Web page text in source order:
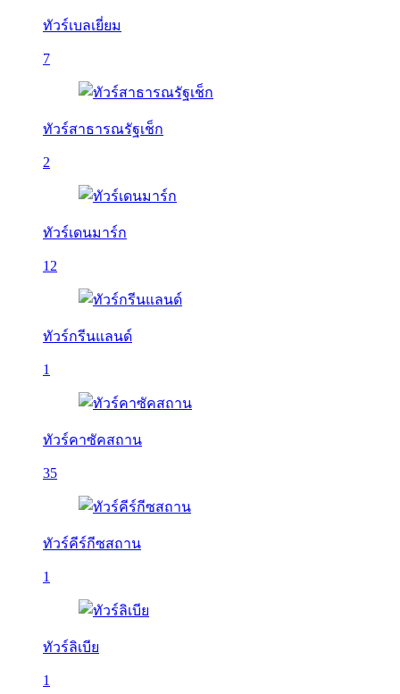
ทัวร์เบลเยี่ยม
7
ทัวร์สาธารณรัฐเช็ก
2
ทัวร์เดนมาร์ก
12
ทัวร์กรีนแลนด์
1
ทัวร์คาซัคสถาน
35
ทัวร์คีร์กีซสถาน
1
ทัวร์ลิเบีย
1